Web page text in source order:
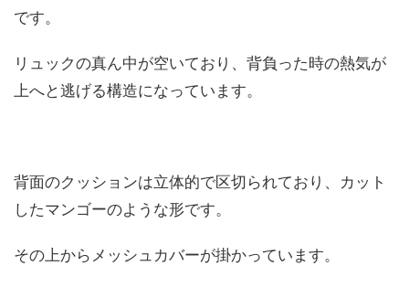
です。
リュックの真ん中が空いており、背負った時の熱気が
上へと逃げる構造になっています。
背面のクッションは立体的で区切られており、カット
したマンゴーのような形です。
その上からメッシュカバーが掛かっています。